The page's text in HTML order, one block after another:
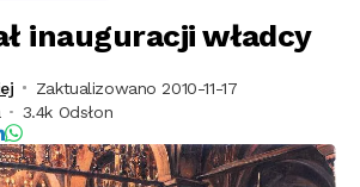
inauguracji władcy
Zaktualizowano 2010-11-17
3.4k Odsłon